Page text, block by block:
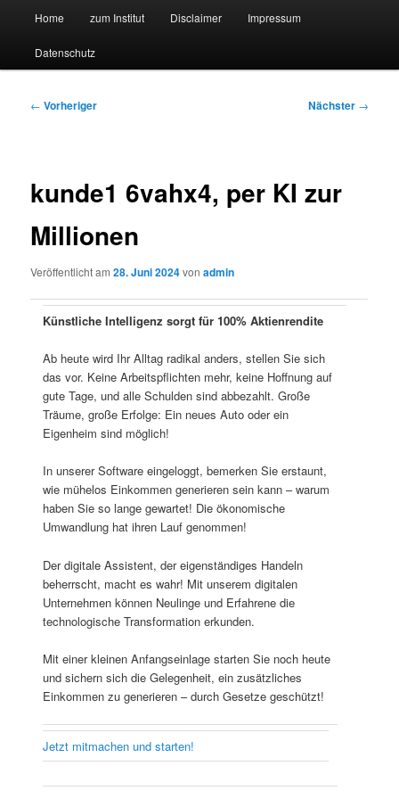
Suchmaschine Forschung und
Technologie
Zum
primären
Zum
sekundären
Home zum Institut Disclaimer Impressum
Datenschutz
Beitragsnavigation
← Vorheriger Nächster →
kunde1 6vahx4, per KI zur
Millionen
Veröffentlicht am28. Juni 2024vonadmin
Künstliche Intelligenz sorgt für 100% Aktienrendite
Ab heute wird Ihr Alltag radikal anders, stellen Sie sich
das vor. Keine Arbeitspflichten mehr, keine Hoffnung auf
gute Tage, und alle Schulden sind abbezahlt. Große
Träume, große Erfolge: Ein neues Auto oder ein
Eigenheim sind möglich!
In unserer Software eingeloggt, bemerken Sie erstaunt,
wie mühelos Einkommen generieren sein kann – warum
haben Sie so lange gewartet! Die ökonomische
Umwandlung hat ihren Lauf genommen!
Der digitale Assistent, der eigenständiges Handeln
beherrscht, macht es wahr! Mit unserem digitalen
Unternehmen können Neulinge und Erfahrene die
technologische Transformation erkunden.
Mit einer kleinen Anfangseinlage starten Sie noch heute
und sichern sich die Gelegenheit, ein zusätzliches
Einkommen zu generieren – durch Gesetze geschützt!
Jetzt mitmachen und starten!